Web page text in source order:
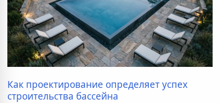
Как проектирование определяет успех
строительства бассейна